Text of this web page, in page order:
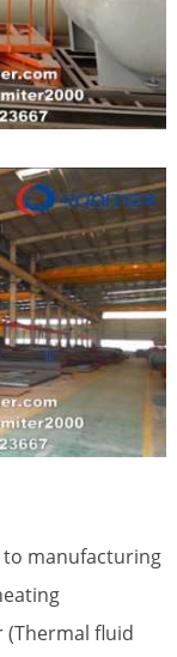
manufacturing
fluid